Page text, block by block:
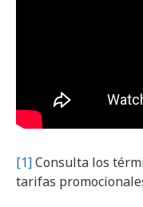
[1]Consulta los
tarifas